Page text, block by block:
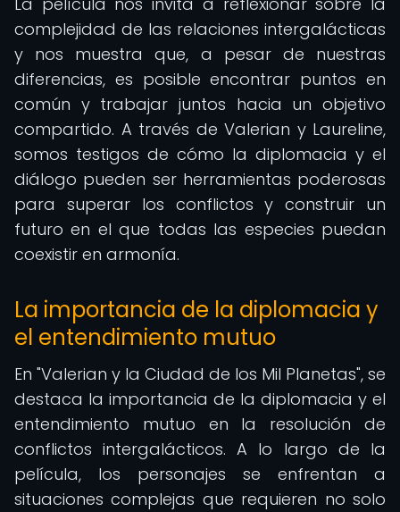
complejidad de las relaciones intergalácticas
y nos muestra que, a pesar de nuestras
diferencias, es posible encontrar puntos en
común y trabajar juntos hacia un objetivo
compartido. A través de Valerian y Laureline,
somos testigos de cómo la diplomacia y el
diálogo pueden ser herramientas poderosas
para superar los conflictos y construir un
futuro en el que todas las especies puedan
coexistir en armonía.
La importancia de la diplomacia y
el entendimiento mutuo
En "Valerian y la Ciudad de los Mil Planetas", se
destaca la importancia de la diplomacia y el
entendimiento mutuo en la resolución de
conflictos intergalácticos. A lo largo de la
película, los personajes se enfrentan a
situaciones complejas que requieren no solo